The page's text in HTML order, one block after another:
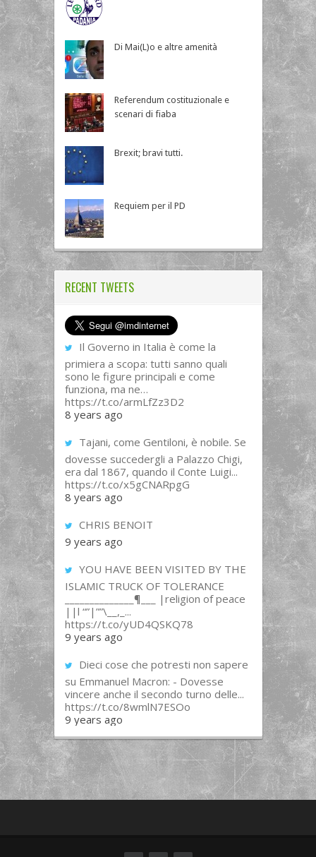
Di Mai(L)o e altre amenità
Referendum costituzionale e
scenari di fiaba
Brexit; bravi tutti.
Requiem per il PD
RECENT TWEETS
Il Governo in Italia è come la
primiera a scopa: tutti sanno quali
sono le figure principali e come
funziona, ma ne…
https://t.co/armLfZz3D2
8 years ago
Tajani, come Gentiloni, è nobile. Se
dovesse succedergli a Palazzo Chigi,
era dal 1867, quando il Conte Luigi...
https://t.co/x5gCNARpgG
8 years ago
CHRIS BENOIT
9 years ago
YOU HAVE BEEN VISITED BY THE
ISLAMIC TRUCK OF TOLERANCE
______________¶___ |religion of peace
||l “”|””\__,_...
https://t.co/yUD4QSKQ78
9 years ago
Dieci cose che potresti non sapere
su Emmanuel Macron: - Dovesse
vincere anche il secondo turno delle...
https://t.co/8wmlN7ESOo
9 years ago